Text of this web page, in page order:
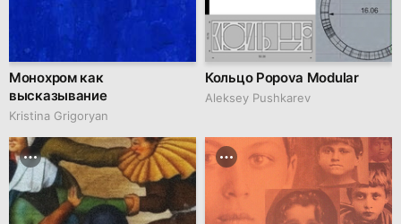
Монохром как
высказывание
Kristina Grigoryan
Кольцо Popova Modular
Aleksey Pushkarev